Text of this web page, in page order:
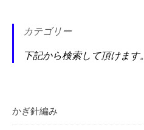
カテゴリー
下記から検索して頂けます。
かぎ針編み